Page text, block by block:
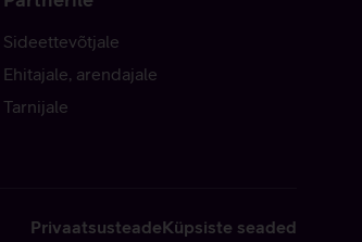
Sideettevõtjale
Ehitajale, arendajale
Tarnijale
PrivaatsusteadeKüpsiste seaded